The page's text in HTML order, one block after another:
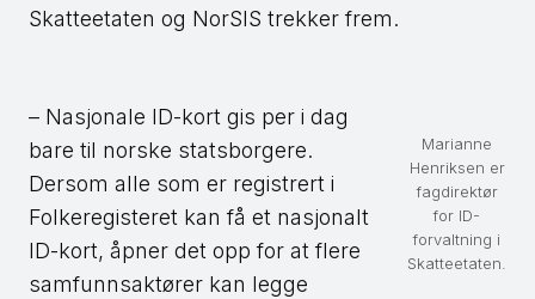
Skatteetaten og NorSIS trekker frem.
Marianne
Henriksen er
fagdirektør
for ID-
forvaltning i
Skatteetaten.
– Nasjonale ID-kort gis per i dag
bare til norske statsborgere.
Dersom alle som er registrert i
Folkeregisteret kan få et nasjonalt
ID-kort, åpner det opp for at flere
samfunnsaktører kan legge